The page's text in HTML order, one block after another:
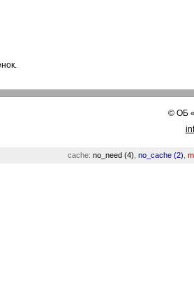
©ОБ
cache: no_need (4) no_cache (2)